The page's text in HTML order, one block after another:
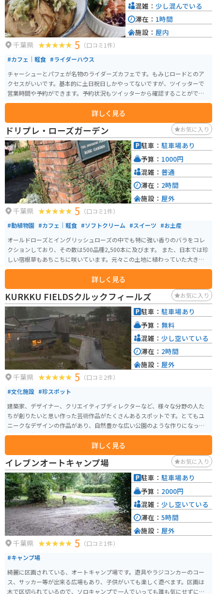
大人（中学生以上）1,500円、子供（3歳～小学生）800円で、2歳以下は無料
です。夏休み期間（7月15日～8月31日）は料金が変更される場合があります
ので、事前に確認をおすすめします。詳細は公式サイトでご確認ください。
自然豊かな環境で、昆虫との触れ合いや多彩な遊具を通じて、子供から大人
まで楽しめるスポットです。
千葉県 5 （口コミ1件）
#カフェ｜軽食 #ライダーハウス
チャーシューとパフェが名物のライダーズカフェです。もみじロードとのア
クセスがいいです。基本的に土日祝日しかやってないですが、ツイッターで
営業時間や予約ができます。予約状況もツイッターから確認することができ
るので確認してから行くのがオススメです。
詳しく見る
混雑： 少し混んでいる
滞在： 1時間
施設： 屋内
ドリプレ・ローズガーデン お気に入り
千葉県 5 （口コミ1件）
#動植物園 #カフェ｜軽食 #ソフトクリーム #スイーツ #お土産
オールドローズとイングリッシュローズの中でも特に強い香りのバラをコレ
クションしており、その数は500品種2,500本に及びます。 また、日本では珍
しい宿根草もあちこちに咲いています。元々この土地に植わっていた大きく
て見事な樹木を活かしたガーデン造りにも注目です。 敷地内には、アンティ
ーク＆植物雑貨のお店や、天然のバラから作られた香水の香りが漂うお食事
＆お飲み物の図書館カフェもあり、庭園を眺めながらゆったりとした時間を
過ごせます。
詳しく見る
駐車： 駐車場あり
予算： 1000円
混雑： 普通
滞在： 2時間
施設： 屋外
KURKKU FIELDSクルックフィールズ お気に入り
千葉県 5 （口コミ2件）
#文化施設 #珍スポット
建築家、デザイナー、クリエイティブディレクターなど、様々な分野の人た
ちが創りたいと思い作った芸術作品がたくさんあるスポットです。とてもユ
ニークなデザインの作品があり、自然豊かな広い公園のような作りになって
います。動物もいたり、イートスペースもあり、とても楽しい作りになって
いる。芸術に興味がある人もない人も楽しめるのでオススメです。
詳しく見る
駐車： 駐車場あり
予算： 無料
混雑： 少し空いている
滞在： 2時間
施設： 屋外
イレブンオートキャンプ場 お気に入り
千葉県 5 （口コミ1件）
#キャンプ場
綺麗に区画されている、オートキャンプ場です。遊具やラジコンカーのコー
ス、サッカー等が出来る広場もあり、子供がいても楽しく遊べます。区画は
木で区切られているので、ソロキャンプで一人でいっても誰も気にせずにの
駐車： 駐車場あり
予算： 2000円
混雑： 少し空いている
滞在： 5時間
施設： 屋外